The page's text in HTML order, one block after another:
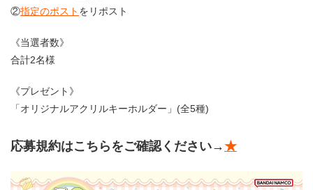
②指定のポスト をリポスト
《当選者数》
合計2名様
《プレゼント》
「オリジナルアクリルキーホルダー」(全5種)
応募規約はこちらをご確認ください→★